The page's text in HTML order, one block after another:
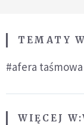
TEMATY
#afera taśmowa
WIĘCEJ W: